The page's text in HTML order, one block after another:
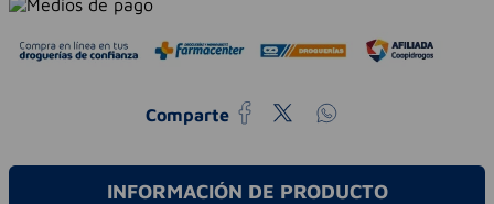
Comparte
INFORMACIÓN DE PRODUCTO